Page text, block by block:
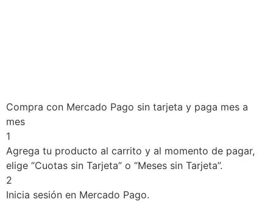
Compra con Mercado Pago sin tarjeta y paga mes a
mes
1
Agrega tu producto al carrito y al momento de pagar,
elige “Cuotas sin Tarjeta” o “Meses sin Tarjeta”.
2
Inicia sesión en Mercado Pago.